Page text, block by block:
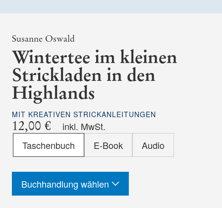
Susanne Oswald
Wintertee im kleinen
Strickladen in den
Highlands
MIT KREATIVEN STRICKANLEITUNGEN
12,00 €
inkl. MwSt.
Taschenbuch E-Book Audio
Buchhandlung wählen